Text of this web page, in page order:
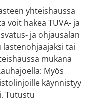
yhteishaussa
voit hakea TUVA- ja
ja ohjausalan
tai
mukana
Myös
käynnistyy
Tutustu